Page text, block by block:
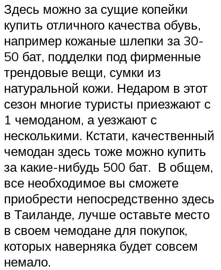
Здесь можно за сущие копейки
купить отличного качества обувь,
например кожаные шлепки за 30-
50 бат, подделки под фирменные
трендовые вещи, сумки из
натуральной кожи. Недаром в этот
сезон многие туристы приезжают с
1 чемоданом, а уезжают с
несколькими. Кстати, качественный
чемодан здесь тоже можно купить
за какие-нибудь 500 бат. В общем,
все необходимое вы сможете
приобрести непосредственно здесь
в Таиланде, лучше оставьте место
в своем чемодане для покупок,
которых наверняка будет совсем
немало.